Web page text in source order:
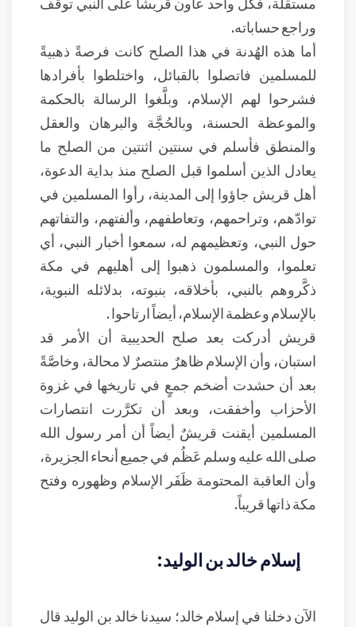
وراجع حساباته.
أما هذه الهُدنة في هذا الصلح كانت فرصةً ذهبيةً
للمسلمين فاتصلوا بالقبائل، واختلطوا بأفرادها
فشرحوا لهم الإسلام، وبلَّغوا الرسالة بالحكمة
والموعظة الحسنة، وبالحُجَّة والبرهان والعقل
والمنطق فأسلم في سنتين اثنتين من الصلح ما
يعادل الذين أسلموا قبل الصلح منذ بداية الدعوة،
أهل قريش جاؤوا إلى المدينة، رأوا المسلمين في
توادّهم، وتراحمهم، وتعاطفهم، وألفتهم، والتفاتهم
حول النبي، وتعظيمهم له، سمعوا أخبار النبي، أي
تعلموا، والمسلمون ذهبوا إلى أهليهم في مكة
ذكَّروهم بالنبي، بأخلاقه، بنبوته، بدلائله النبوية،
بالإسلام وعظمة الإسلام، أيضاً ارتاحوا .
قريش أدركت بعد صلح الحديبية أن الأمر قد
استبان، وأن الإسلام ظاهرٌ منتصرٌ لا محالة، وخاصَّةً
بعد أن حشدت أضخم جمعٍ في تاريخها في غزوة
الأحزاب وأخفقت، وبعد أن تكرَّرت انتصارات
المسلمين أيقنت قريشٌ أيضاً أن أمر رسول الله
صلى الله عليه وسلم عَظُم في جميع أنحاء الجزيرة،
وأن العاقبة المحتومة ظَفَر الإسلام وظهوره وفتح
مكة ذاتها قريباً.
إسلام خالد بن الوليد:
الآن دخلنا في إسلام خالد؛ سيدنا خالد بن الوليد قال